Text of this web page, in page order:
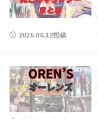
2025.06.12投稿